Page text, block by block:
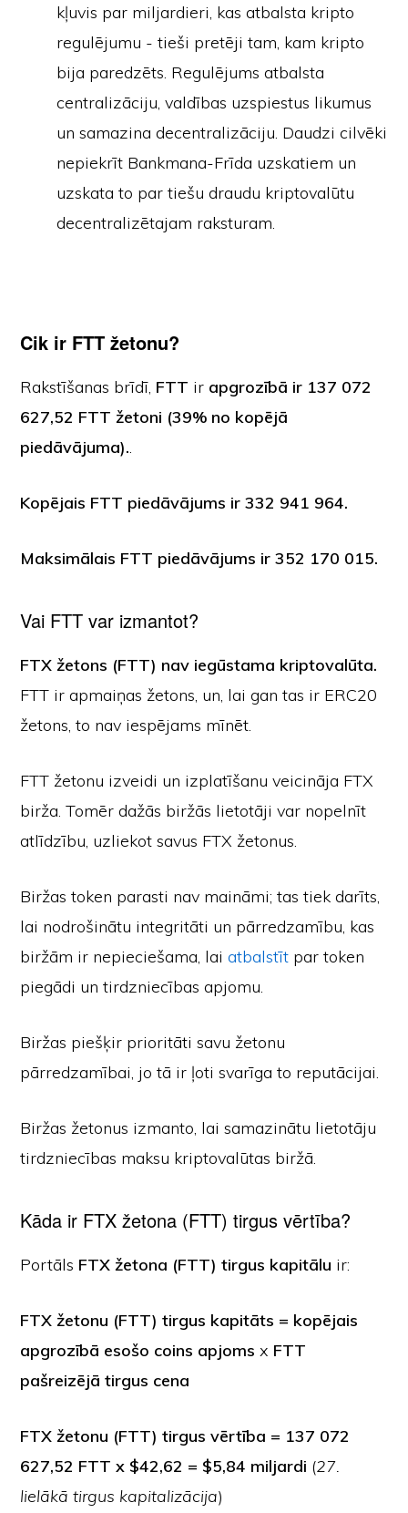
kļuvis par miljardieri, kas atbalsta kripto
regulējumu - tieši pretēji tam, kam kripto
bija paredzēts. Regulējums atbalsta
centralizāciju, valdības uzspiestus likumus
un samazina decentralizāciju. Daudzi cilvēki
nepiekrīt Bankmana-Frīda uzskatiem un
uzskata to par tiešu draudu kriptovalūtu
decentralizētajam raksturam.
Cik ir FTT žetonu?
Rakstīšanas brīdī, FTT ir apgrozībā ir 137 072
627,52 FTT žetoni (39% no kopējā
piedāvājuma)..
Kopējais FTT piedāvājums ir 332 941 964.
Maksimālais FTT piedāvājums ir 352 170 015.
Vai FTT var izmantot?
FTX žetons (FTT) nav iegūstama kriptovalūta.
FTT ir apmaiņas žetons, un, lai gan tas ir ERC20
žetons, to nav iespējams mīnēt.
FTT žetonu izveidi un izplatīšanu veicināja FTX
birža. Tomēr dažās biržās lietotāji var nopelnīt
atlīdzību, uzliekot savus FTX žetonus.
Biržas token parasti nav maināmi; tas tiek darīts,
lai nodrošinātu integritāti un pārredzamību, kas
biržām ir nepieciešama, laiatbalstīt par token
piegādi un tirdzniecības apjomu.
Biržas piešķir prioritāti savu žetonu
pārredzamībai, jo tā ir ļoti svarīga to reputācijai.
Biržas žetonus izmanto, lai samazinātu lietotāju
tirdzniecības maksu kriptovalūtas biržā.
Kāda ir FTX žetona (FTT) tirgus vērtība?
Portāls FTX žetona (FTT) tirgus kapitālu ir:
FTX žetonu (FTT) tirgus kapitāts = kopējais
apgrozībā esošo coins apjomsx FTT
pašreizējā tirgus cena
FTX žetonu (FTT) tirgus vērtība = 137 072
627,52 FTT x $42,62 = $5,84 miljardi (27.
lielākā tirgus kapitalizācija)